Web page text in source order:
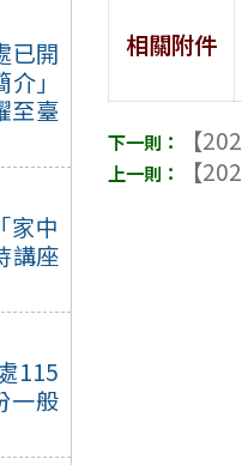
已開
」
至臺
家中
講座
115
一般
相關附件
【
【